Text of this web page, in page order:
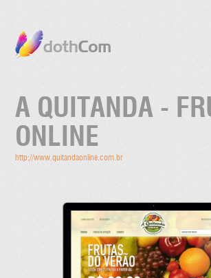
A QUITANDA -
ONLINE
http://www.quitandaonline.com.br